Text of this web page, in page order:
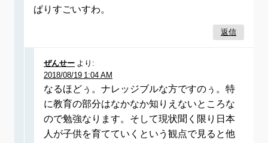
ぱりすごいすわ。
返信
ぜんせー より:
2018/08/19 1:04 AM
なるほどぅ。ナレッジブルな方ですのぅ。特
に教育の部分はなかなか知りえないところな
ので勉強なります。そして現状聞く限り日本
人が子供を育てていくという観点で見ると他